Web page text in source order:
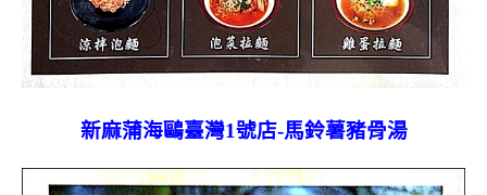
新麻蒲海鷗臺灣1號店-馬鈴薯豬骨湯